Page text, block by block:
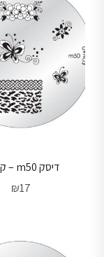
דיסק m50 – קונאד
₪17